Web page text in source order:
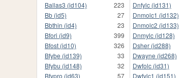
Ballas3 (id104)
223
Bb (id5)
27
Bbthin (id4)
23
Bfori (id9)
399
Bfost (id10)
326
Bfybe (id139)
33
Bfybu (id148)
32
Bfypro (id63)
57
Dnfylc (id131)
Dnmolc1 (id132)
Dnmolc2 (id133)
Dnmylc (id128)
Dsher (id288)
Dwayne (id268)
Dwfolc (id31)
Dwfylc1 (id151)